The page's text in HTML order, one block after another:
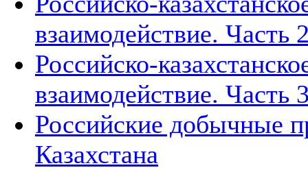
взаимодействие. Часть
Российско-
взаимодействие. Часть
Российские добычные
Казахстана